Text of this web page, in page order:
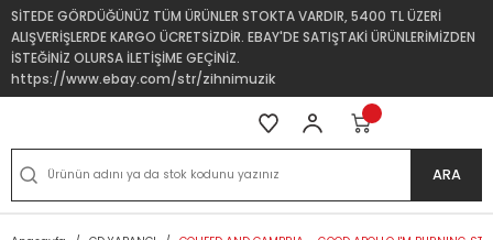
SİTEDE GÖRDÜĞÜNÜZ TÜM ÜRÜNLER STOKTA VARDIR, 5400 TL ÜZERİ
ALIŞVERİŞLERDE KARGO ÜCRETSİZDİR. EBAY'DE SATIŞTAKİ ÜRÜNLERİMİZDEN
İSTEĞİNİZ OLURSA İLETİŞİME GEÇİNİZ.
https://www.ebay.com/str/zihnimuzik
ARA